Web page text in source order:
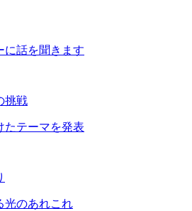
に話を聞きます
挑戦
たテーマを発表
光のあれこれ